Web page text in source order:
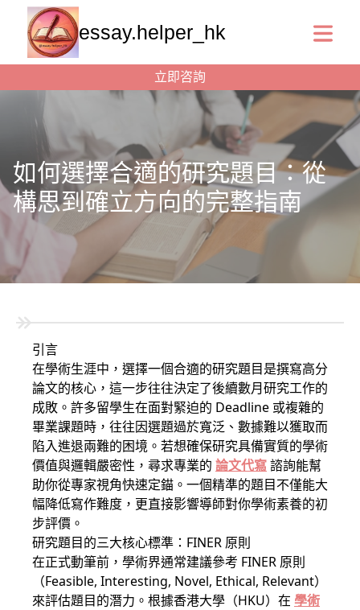
essay.helper_hk
立即咨詢
如何選擇合適的研究題目：從
構思到確立方向的完整指南
引言
在學術生涯中，選擇一個合適的研究題目是撰寫高分
論文的核心，這一步往往決定了後續數月研究工作的
成敗。許多留學生在面對緊迫的 Deadline 或複雜的
畢業課題時，往往因選題過於寬泛、數據難以獲取而
陷入進退兩難的困境。若想確保研究具備實質的學術
價值與邏輯嚴密性，尋求專業的 論文代寫諮詢能幫
助你從專家視角快速定錨。一個精準的題目不僅能大
幅降低寫作難度，更直接影響導師對你學術素養的初
步評價。
研究題目的三大核心標準：FINER 原則
在正式動筆前，學術界通常建議參考 FINER 原則
（Feasible, Interesting, Novel, Ethical, Relevant）
來評估題目的潛力。根據香港大學（HKU）在 學術